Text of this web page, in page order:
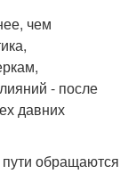
чем
- после
давних
обращаются